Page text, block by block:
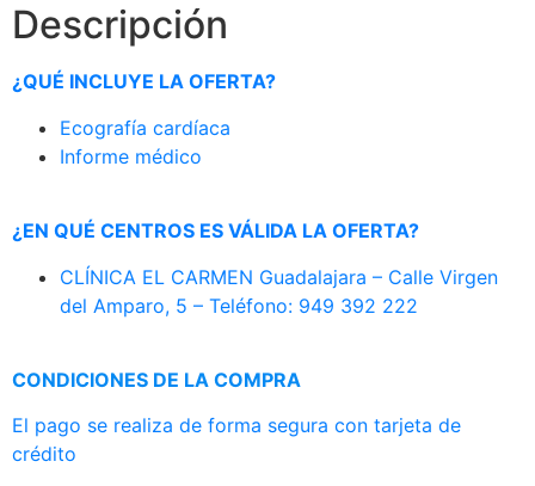
Descripción
¿QUÉ INCLUYE LA OFERTA?
Ecografía cardíaca
Informe médico
¿EN QUÉ CENTROS ES VÁLIDA LA OFERTA?
CLÍNICA EL CARMEN Guadalajara – Calle Virgen
del Amparo, 5 – Teléfono: 949 392 222
CONDICIONES DE LA COMPRA
El pago se realiza de forma segura con tarjeta de
crédito